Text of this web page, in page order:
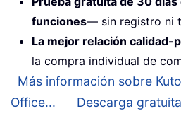
funciones— sin registro ni
La mejor relación calidad-
la compra individual de
Más información sobre
Office...
Descarga